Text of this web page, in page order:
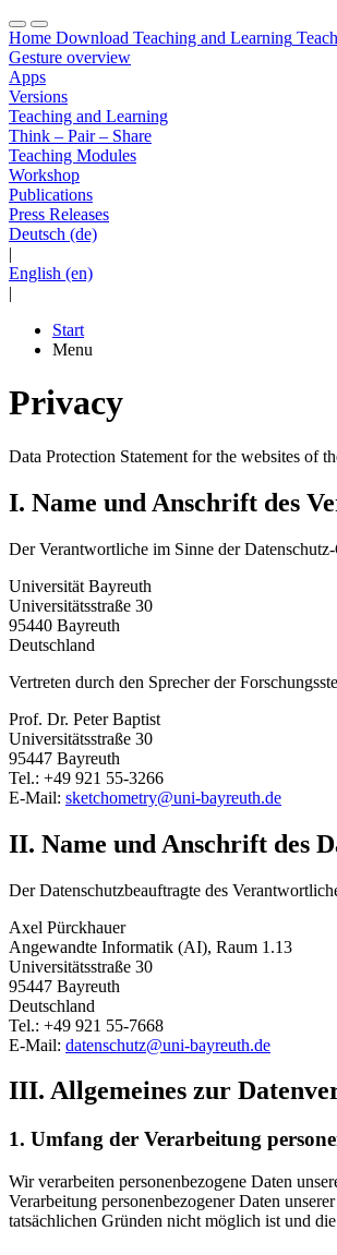
Home Download Teaching and Learning
Gesture overview
Apps
Versions
Teaching and Learning
Think – Pair – Share
Teaching Modules
Workshop
Publications
Press Releases
Deutsch (de)
|
English (en)
|
Start
Menu
Privacy
Data Protection Statement for the websites of
I. Name und Anschrift des
Der Verantwortliche im Sinne der
Universität Bayreuth
Universitätsstraße 30
95440 Bayreuth
Deutschland
Vertreten durch den Sprecher der
Prof. Dr. Peter Baptist
Universitätsstraße 30
95447 Bayreuth
Tel.: +49 921 55-3266
E-Mail: sketchometry@uni-bayreuth.de
II. Name und Anschrift des
Der Datenschutzbeauftragte des
Axel Pürckhauer
Angewandte Informatik (AI), Raum 1.13
Universitätsstraße 30
95447 Bayreuth
Deutschland
Tel.: +49 921 55-7668
E-Mail: datenschutz@uni-bayreuth.de
III. Allgemeines zur
1. Umfang der Verarbeitung
Wir verarbeiten personenbezogene Daten
Verarbeitung personenbezogener Daten
tatsächlichen Gründen nicht möglich ist und